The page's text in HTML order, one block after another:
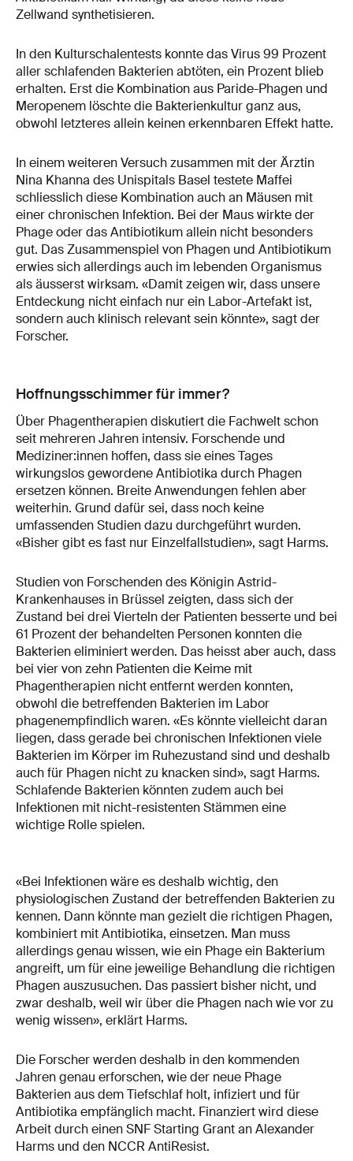
Zellwand synthetisieren.
In den Kulturschalentests konnte das Virus 99 Prozent
aller schlafenden Bakterien abtöten, ein Prozent blieb
erhalten. Erst die Kombination aus Paride-Phagen und
Meropenem löschte die Bakterienkultur ganz aus,
obwohl letzteres allein keinen erkennbaren Effekt hatte.
In einem weiteren Versuch zusammen mit der Ärztin
Nina Khanna des Unispitals Basel testete Maffei
schliesslich diese Kombination auch an Mäusen mit
einer chronischen Infektion. Bei der Maus wirkte der
Phage oder das Antibiotikum allein nicht besonders
gut. Das Zusammenspiel von Phagen und Antibiotikum
erwies sich allerdings auch im lebenden Organismus
als äusserst wirksam. «Damit zeigen wir, dass unsere
Entdeckung nicht einfach nur ein Labor-Artefakt ist,
sondern auch klinisch relevant sein könnte», sagt der
Forscher.
Hoffnungsschimmer für immer?
Über Phagentherapien diskutiert die Fachwelt schon
seit mehreren Jahren intensiv. Forschende und
Mediziner:innen hoffen, dass sie eines Tages
wirkungslos gewordene Antibiotika durch Phagen
ersetzen können. Breite Anwendungen fehlen aber
weiterhin. Grund dafür sei, dass noch keine
umfassenden Studien dazu durchgeführt wurden.
«Bisher gibt es fast nur Einzelfallstudien», sagt Harms.
Studien von Forschenden des Königin Astrid-
Krankenhauses in Brüssel zeigten, dass sich der
Zustand bei drei Vierteln der Patienten besserte und bei
61 Prozent der behandelten Personen konnten die
Bakterien eliminiert werden. Das heisst aber auch, dass
bei vier von zehn Patienten die Keime mit
Phagentherapien nicht entfernt werden konnten,
obwohl die betreffenden Bakterien im Labor
phagenempfindlich waren. «Es könnte vielleicht daran
liegen, dass gerade bei chronischen Infektionen viele
Bakterien im Körper im Ruhezustand sind und deshalb
auch für Phagen nicht zu knacken sind», sagt Harms.
Schlafende Bakterien könnten zudem auch bei
Infektionen mit nicht-resistenten Stämmen eine
wichtige Rolle spielen.
«Bei Infektionen wäre es deshalb wichtig, den
physiologischen Zustand der betreffenden Bakterien zu
kennen. Dann könnte man gezielt die richtigen Phagen,
kombiniert mit Antibiotika, einsetzen. Man muss
allerdings genau wissen, wie ein Phage ein Bakterium
angreift, um für eine jeweilige Behandlung die richtigen
Phagen auszusuchen. Das passiert bisher nicht, und
zwar deshalb, weil wir über die Phagen nach wie vor zu
wenig wissen», erklärt Harms.
Die Forscher werden deshalb in den kommenden
Jahren genau erforschen, wie der neue Phage
Bakterien aus dem Tiefschlaf holt, infiziert und für
Antibiotika empfänglich macht. Finanziert wird diese
Arbeit durch einen SNF Starting Grant an Alexander
Harms und den NCCR AntiResist.